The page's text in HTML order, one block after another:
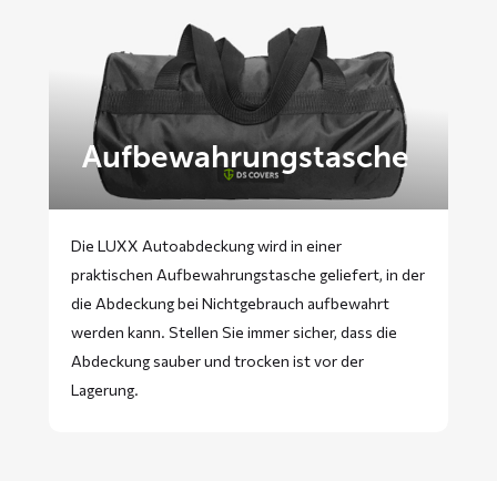
Aufbewahrungstasche
Die LUXX Autoabdeckung wird in einer
praktischen Aufbewahrungstasche geliefert, in der
die Abdeckung bei Nichtgebrauch aufbewahrt
werden kann. Stellen Sie immer sicher, dass die
Abdeckung sauber und trocken ist vor der
Lagerung.